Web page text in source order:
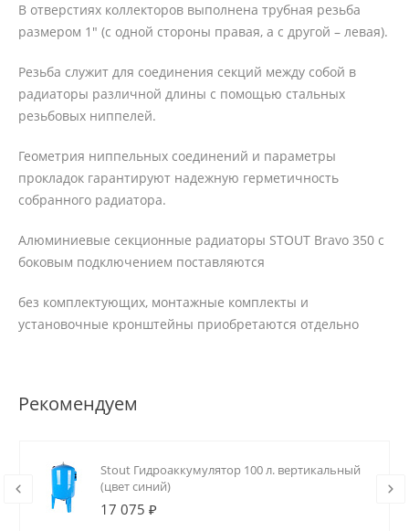
В отверстиях коллекторов выполнена трубная резьба
размером 1" (с одной стороны правая, а с другой – левая).
Резьба служит для соединения секций между собой в
радиаторы различной длины с помощью стальных
резьбовых ниппелей.
Геометрия ниппельных соединений и параметры
прокладок гарантируют надежную герметичность
собранного радиатора.
Алюминиевые секционные радиаторы STOUT Bravo 350 с
боковым подключением поставляются
без комплектующих, монтажные комплекты и
установочные кронштейны приобретаются отдельно
Рекомендуем
Stout Гидроаккумулятор 100 л. вертикальный
(цвет синий)
17 075 ₽